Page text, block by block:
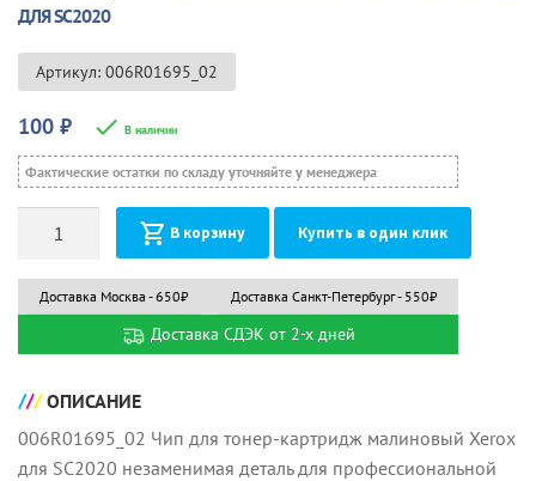
ДЛЯ SC2020
Артикул: 006R01695_02
100 ₽ В наличии
Фактические остатки по складу уточняйте у менеджера
В корзину Купить в один клик
Доставка Москва - 650₽ Доставка Санкт-Петербург - 550₽
Доставка СДЭК от 2-х дней
ОПИСАНИЕ
006R01695_02 Чип для тонер-картридж малиновый Xerox
для SC2020 незаменимая деталь для профессиональной